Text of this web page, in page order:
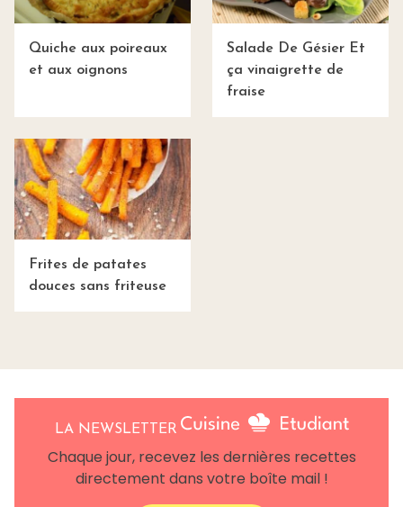
Quiche aux poireaux
et aux oignons
Salade De Gésier Et
ça vinaigrette de
fraise
Frites de patates
douces sans friteuse
LA NEWSLETTER
Chaque jour, recevez les dernières recettes
directement dans votre boîte mail !